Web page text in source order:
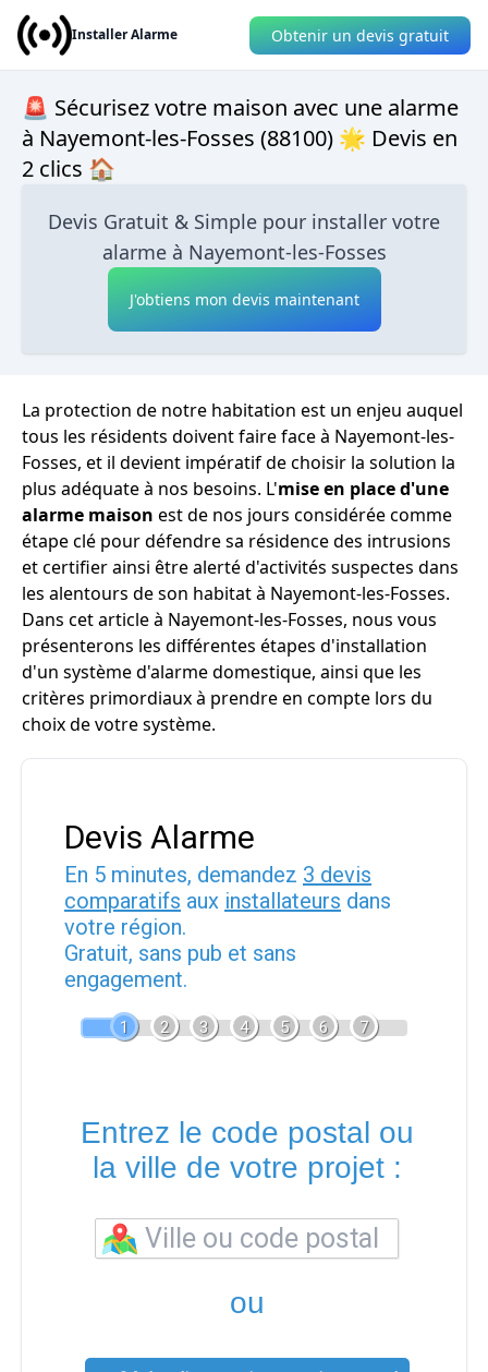
Installer Alarme Obtenir un devis gratuit
🚨 Sécurisez votre maison avec une alarme
à Nayemont-les-Fosses (88100) 🌟 Devis en
2 clics 🏠
Devis Gratuit & Simple pour installer votre
alarme à Nayemont-les-Fosses
J'obtiens mon devis maintenant
La protection de notre habitation est un enjeu auquel
tous les résidents doivent faire face à Nayemont-les-
Fosses, et il devient impératif de choisir la solution la
plus adéquate à nos besoins. L'mise en place d'une
alarme maison est de nos jours considérée comme
étape clé pour défendre sa résidence des intrusions
et certifier ainsi être alerté d'activités suspectes dans
les alentours de son habitat à Nayemont-les-Fosses.
Dans cet article à Nayemont-les-Fosses, nous vous
présenterons les différentes étapes d'installation
d'un système d'alarme domestique, ainsi que les
critères primordiaux à prendre en compte lors du
choix de votre système.
Devis Alarme
En 5 minutes, demandez 3 devis
comparatifs aux installateurs dans
votre région.
Gratuit, sans pub et sans
engagement.
1 2 3 4 5 6 7
Entrez le code postal ou
la ville de votre projet :
ou